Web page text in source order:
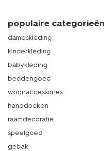
populaire categorieën
dameskleding
kinderkleding
babykleding
beddengoed
woonaccessoires
handdoeken
raamdecoratie
speelgoed
gebak